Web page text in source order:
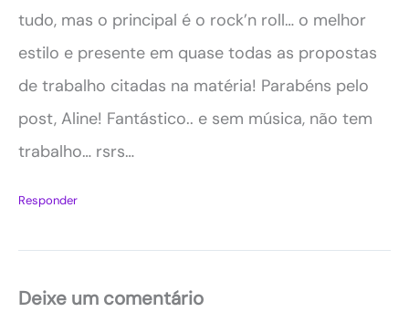
tudo, mas o principal é o rock’n roll… o melhor
estilo e presente em quase todas as propostas
de trabalho citadas na matéria! Parabéns pelo
post, Aline! Fantástico.. e sem música, não tem
trabalho… rsrs…
Responder
Deixe um comentário